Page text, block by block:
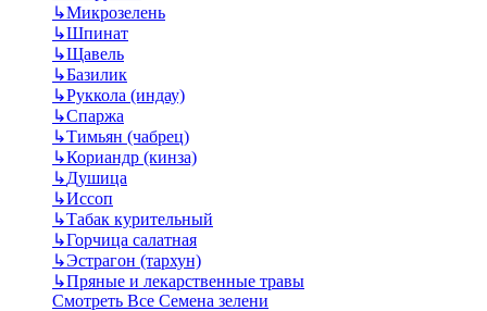
↳Микрозелень
↳Шпинат
↳Щавель
↳Базилик
↳Руккола (индау)
↳Спаржа
↳Тимьян (чабрец)
↳Кориандр (кинза)
↳Душица
↳Иссоп
↳Табак курительный
↳Горчица салатная
↳Эстрагон (тархун)
↳Пряные и лекарственные травы
Смотреть Все Семена зелени